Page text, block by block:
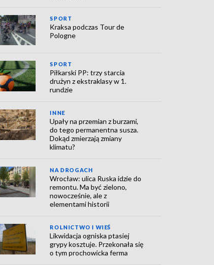
SPORT
Kraksa podczas Tour de
Pologne
SPORT
Piłkarski PP: trzy starcia
drużyn z ekstraklasy w 1.
rundzie
INNE
Upały na przemian z burzami,
do tego permanentna susza.
Dokąd zmierzają zmiany
klimatu?
NA DROGACH
Wrocław: ulica Ruska idzie do
remontu. Ma być zielono,
nowocześnie, ale z
elementami historii
ROLNICTWO I WIEŚ
Likwidacja ogniska ptasiej
grypy kosztuje. Przekonała się
o tym prochowicka ferma